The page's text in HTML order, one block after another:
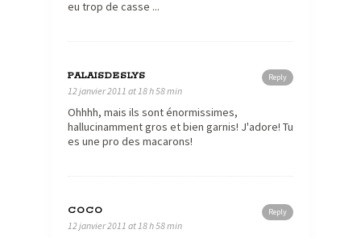
eu trop de casse ...
Reply
PALAISDESLYS
12 janvier 2011 at 18 h 58 min
Ohhhh, mais ils sont énormissimes,
hallucinamment gros et bien garnis! J'adore! Tu
es une pro des macarons!
Reply
COCO
12 janvier 2011 at 18 h 58 min